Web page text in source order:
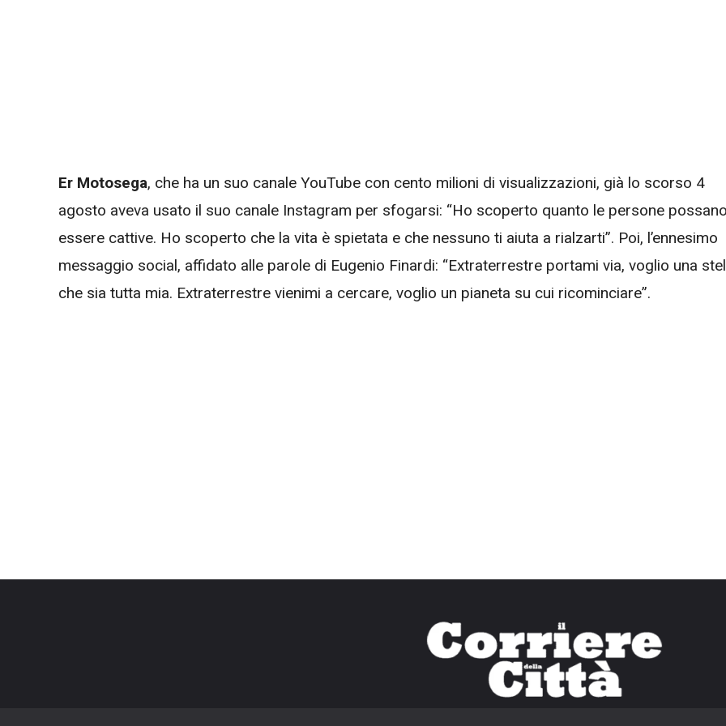
Er Motosega, che ha un suo canale YouTube con cento milioni di visualizzazioni, già lo scorso 4
agosto aveva usato il suo canale Instagram per sfogarsi: “Ho scoperto quanto le persone
essere cattive. Ho scoperto che la vita è spietata e che nessuno ti aiuta a rialzarti”. Poi, l’ennesimo
messaggio social, affidato alle parole di Eugenio Finardi: “Extraterrestre portami via, voglio una
che sia tutta mia. Extraterrestre vienimi a cercare, voglio un pianeta su cui ricominciare”.